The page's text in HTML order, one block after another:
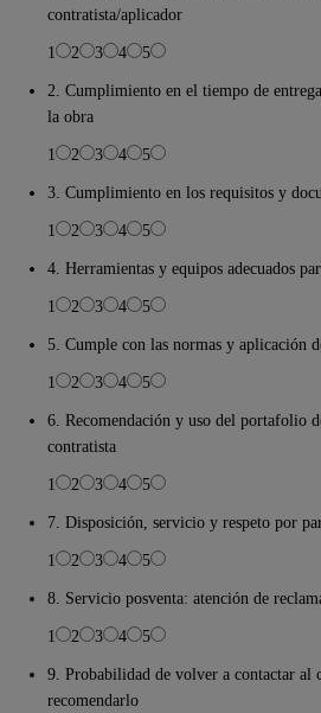
contratista/aplicador
1
2 3 4
5
2. Cumplimiento en el tiempo de
la obra
1
2 3 4
5
3. Cumplimiento en los requisitos y
1
2 3 4
5
4. Herramientas y equipos adecuados
1
2 3 4
5
5. Cumple con las normas y aplicación
1
2 3 4
5
6. Recomendación y uso del portafolio
contratista
1
2 3 4
5
7. Disposición, servicio y respeto por
1
2 3 4
5
8. Servicio posventa: atención de
1
2 3 4
5
9. Probabilidad de volver a contactar al
recomendarlo